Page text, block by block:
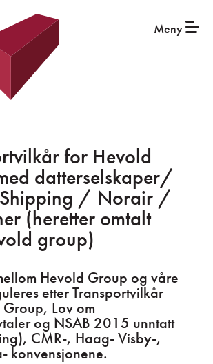
Meny
for Hevold
datterselskaper/
/ Norair /
(heretter omtalt
group)
Hevold Group og våre
etter Transportvilkår
Lov om
og NSAB 2015 unntatt
CMR-, Haag- Visby-,
konvensjonene.